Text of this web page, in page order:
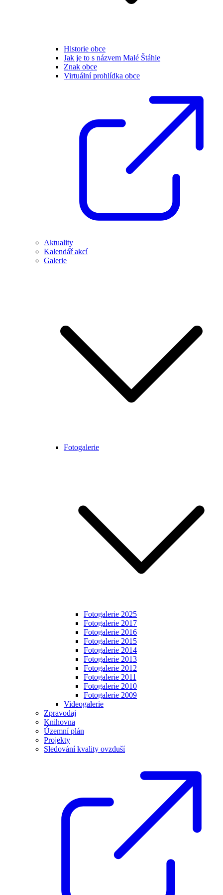
Historie obce
Jak je to s názvem Malé Štáhle
Znak obce
Virtuální prohlídka obce
Aktuality
Kalendář akcí
Galerie
Fotogalerie
Fotogalerie 2025
Fotogalerie 2017
Fotogalerie 2016
Fotogalerie 2015
Fotogalerie 2014
Fotogalerie 2013
Fotogalerie 2012
Fotogalerie 2011
Fotogalerie 2010
Fotogalerie 2009
Videogalerie
Zpravodaj
Knihovna
Územní plán
Projekty
Sledování kvality ovzduší